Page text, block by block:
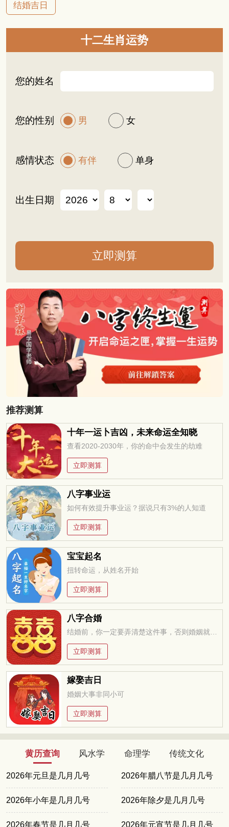
结婚吉日
十二生肖运势
您的姓名
您的性别 男 女
感情状态 有伴 单身
出生日期
推荐测算
十年一运卜吉凶，未来命运全知晓
查看2020-2030年，你的命中会发生的劫难
立即测算
八字事业运
如何有效提升事业运？据说只有3%的人知道
立即测算
宝宝起名
扭转命运，从姓名开始
立即测算
八字合婚
结婚前，你一定要弄清楚这件事，否则婚姻就是你的坟墓
立即测算
嫁娶吉日
婚姻大事非同小可
立即测算
黄历查询 风水学 命理学 传统文化
2026年元旦是几月几号 2026年腊八节是几月几号
2026年小年是几月几号 2026年除夕是几月几号
2026年春节是几月几号 2026年元宵节是几月几号